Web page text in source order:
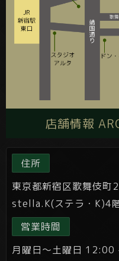
店舗情報
住所
東京都新宿区歌舞伎
stella.K(ステラ・K)4
営業時間
月曜日～土曜日